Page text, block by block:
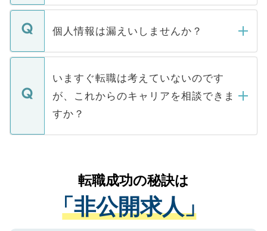
ません。
■応募殺到を避けるため 人気のある医療機
関を公にしてしまうと、応募が殺到する場
に、医療機関が求める条件に合った人材の
みを人材紹介会社に依頼するケースが増え
ています。
転職・入職を強要することは一切ありませ
ん。また、仮に応募先から内定をいただい
定を承諾する必要はありません。内定先へ
の辞退の連絡はキャリアパートナーが行い
個人情報は漏えいしませんか？
個人情報が漏えいすることはありませんの
で、ご安心ください。当サイトからの登録
などで収集したご登録者様の個人情報は、
ご本人のキャリアアップおよび転職活動の
支援を目的に使用いたします。お預かりし
ているすべての個人データはご本人の許可
は、個人情報の取り扱いについての厳密な
管理基準を満たした事業者のみに付与され
る、プライバシーマークを取得済みです。
いますぐ転職は考えていないのです
が、これからのキャリアを相談できま
すか？
かがいして、現在の医療機関の状況や紹介
経験をまじえながら、適切なアドバイスを
させていただきます。すぐにご転職をされ
ない方には、長期的なサポートが可能です
転職成功の秘訣は
「非公開求人」